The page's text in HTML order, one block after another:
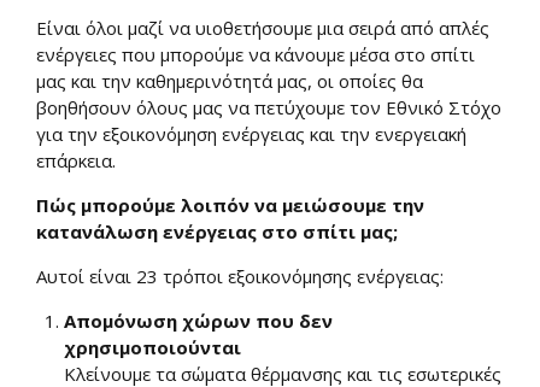
Είναι όλοι μαζί να υιοθετήσουμε μια σειρά από απλές
ενέργειες που μπορούμε να κάνουμε μέσα στο σπίτι
μας και την καθημερινότητά μας, οι οποίες θα
βοηθήσουν όλους μας να πετύχουμε τον Εθνικό Στόχο
για την εξοικονόμηση ενέργειας και την ενεργειακή
επάρκεια.
Πώς μπορούμε λοιπόν να μειώσουμε την
κατανάλωση ενέργειας στο σπίτι μας;
Αυτοί είναι 23 τρόποι εξοικονόμησης ενέργειας:
Απομόνωση χώρων που δεν
χρησιμοποιούνται
Κλείνουμε τα σώματα θέρμανσης και τις εσωτερικές